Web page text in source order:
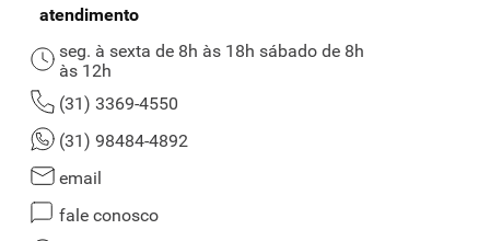
atendimento
seg. à sexta de 8h às 18h sábado de 8h
às 12h
(31) 3369-4550
(31) 98484-4892
email
fale conosco